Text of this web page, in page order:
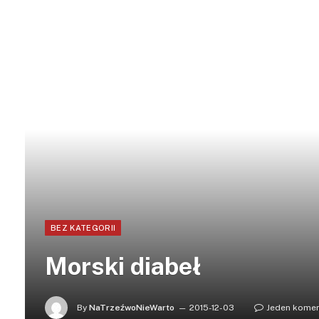
BEZ KATEGORII
Morski diabeł
By NaTrzeźwoNieWarto 2015-12-03 Jeden